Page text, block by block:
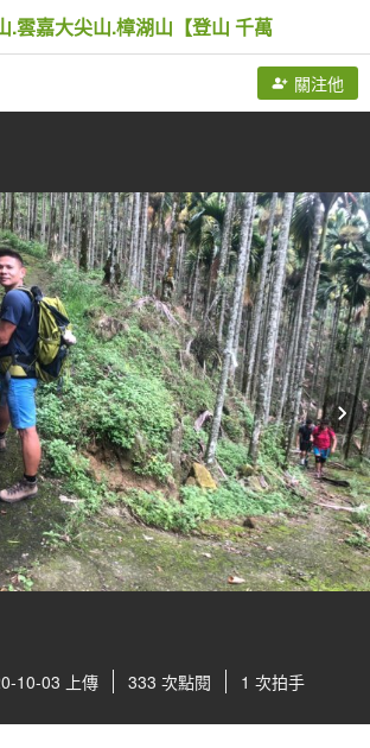
.雲嘉大尖山.樟湖山【登山 千萬
關注他
10-03 上傳 333 次點閱 1 次拍手